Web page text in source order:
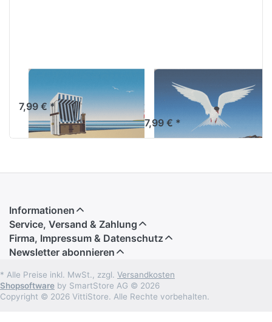
Frühstücksbrettchen
7,99 € *
vor Sylt
7,99 € *
Informationen
Service, Versand & Zahlung
Firma, Impressum & Datenschutz
Newsletter abonnieren
* Alle Preise inkl. MwSt., zzgl. Versandkosten
Shopsoftware by SmartStore AG © 2026
Copyright © 2026 VittiStore. Alle Rechte vorbehalten.